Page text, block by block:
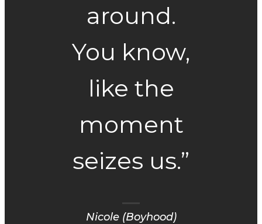
around.
You know,
like the
moment
seizes us.”
Nicole (Boyhood)